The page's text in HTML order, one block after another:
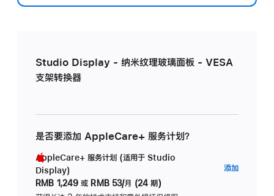
Studio Display - 纳米纹理玻璃面板 - VESA
支架转换器
是否要添加 AppleCare+ 服务计划？
AppleCare+ 服务计划 (适用于 Studio
Display)
RMB 1,249 或 RMB 53/月 (24 期)
添加